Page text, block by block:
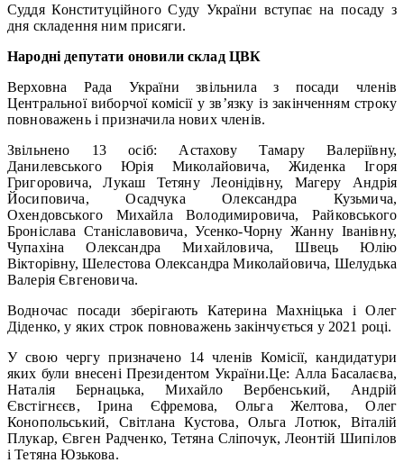
Суддя Конституційного Суду України вступає на посаду з
дня складення ним присяги.
Народні депутати оновили склад ЦВК
Верховна Рада України звільнила з посади членів
Центральної виборчої комісії у зв’язку із закінченням строку
повноважень і призначила нових членів.
Звільнено 13 осіб: Астахову Тамару Валеріївну,
Данилевського Юрія Миколайовича, Жиденка Ігоря
Григоровича, Лукаш Тетяну Леонідівну, Магеру Андрія
Йосиповича, Осадчука Олександра Кузьмича,
Охендовського Михайла Володимировича, Райковського
Броніслава Станіславовича, Усенко-Чорну Жанну Іванівну,
Чупахіна Олександра Михайловича, Швець Юлію
Вікторівну, Шелестова Олександра Миколайовича, Шелудька
Валерія Євгеновича.
Водночас посади зберігають Катерина Махніцька і Олег
Діденко, у яких строк повноважень закінчується у 2021 році.
У свою чергу призначено 14 членів Комісії, кандидатури
яких були внесені Президентом України.Це: Алла Басалаєва,
Наталія Бернацька, Михайло Вербенський, Андрій
Євстігнєєв, Ірина Єфремова, Ольга Желтова, Олег
Конопольський, Світлана Кустова, Ольга Лотюк, Віталій
Плукар, Євген Радченко, Тетяна Сліпочук, Леонтій Шипілов
і Тетяна Юзькова.